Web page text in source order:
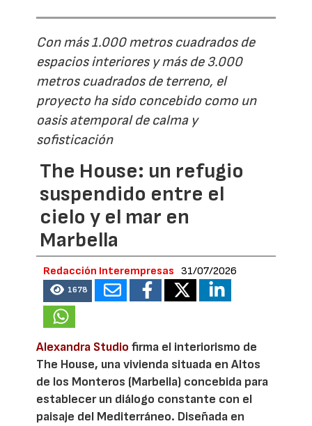
Con más 1.000 metros cuadrados de
espacios interiores y más de 3.000
metros cuadrados de terreno, el
proyecto ha sido concebido como un
oasis atemporal de calma y
sofisticación
The House: un refugio
suspendido entre el
cielo y el mar en
Marbella
Redacción Interempresas 31/07/2026
1678
Alexandra Studio firma el interiorismo de
The House, una vivienda situada en Altos
de los Monteros (Marbella) concebida para
establecer un diálogo constante con el
paisaje del Mediterráneo. Diseñada en